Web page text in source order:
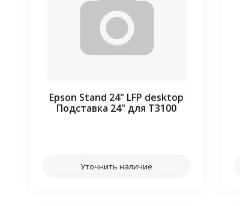
Epson Stand 24" LFP desktop
Подставка 24" для T3100
Уточнить наличие